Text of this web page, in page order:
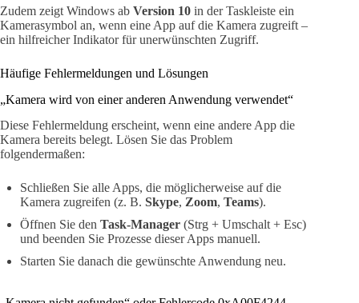
Zudem zeigt Windows ab Version 10 in der Taskleiste ein
Kamerasymbol an, wenn eine App auf die Kamera zugreift –
ein hilfreicher Indikator für unerwünschten Zugriff.
Häufige Fehlermeldungen und Lösungen
„Kamera wird von einer anderen Anwendung verwendet“
Diese Fehlermeldung erscheint, wenn eine andere App die
Kamera bereits belegt. Lösen Sie das Problem
folgendermaßen:
Schließen Sie alle Apps, die möglicherweise auf die
Kamera zugreifen (z. B. Skype, Zoom, Teams).
Öffnen Sie den Task-Manager (Strg + Umschalt + Esc)
und beenden Sie Prozesse dieser Apps manuell.
Starten Sie danach die gewünschte Anwendung neu.